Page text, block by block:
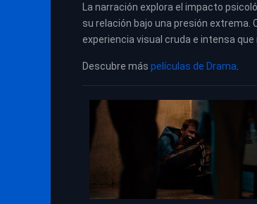
La narración explora el impacto
su relación bajo una presión extrema.
experiencia visual cruda e intensa
Descubre más películas de Drama